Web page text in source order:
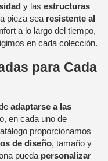
y las estructuras
pieza sea resistente al
a lo largo del tiempo,
en cada colección.
para Cada
adaptarse a las
en cada uno de
proporcionamos
de diseño, tamaño y
pueda personalizar